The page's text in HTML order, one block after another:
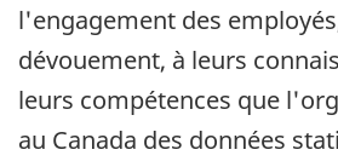
l'engagement des
dévouement, à leurs
leurs compétences que
au Canada des données